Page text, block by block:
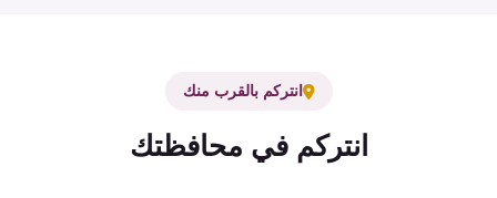
انتركم بالقرب منك
انتركم في محافظتك